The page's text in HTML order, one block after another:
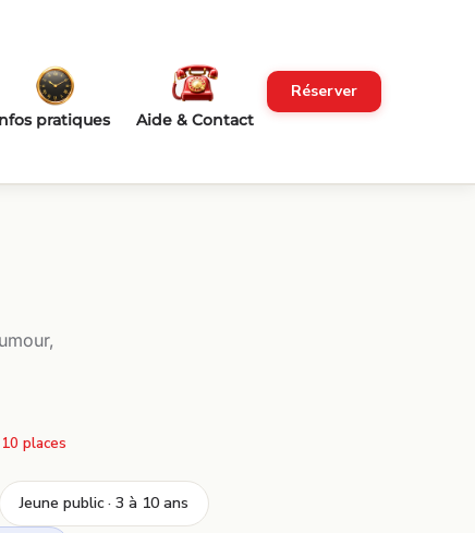
pratiques Aide & Contact
Réserver
places
Jeune public · 3 à 10 ans